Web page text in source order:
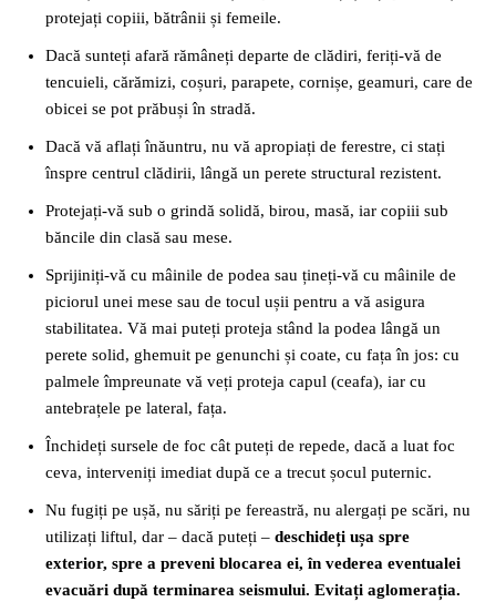
protejați copiii, bătrânii și femeile.
Dacă sunteți afară rămâneți departe de clădiri, feriți-vă de
tencuieli, cărămizi, coșuri, parapete, cornișe, geamuri, care de
obicei se pot prăbuși în stradă.
Dacă vă aflați înăuntru, nu vă apropiați de ferestre, ci stați
înspre centrul clădirii, lângă un perete structural rezistent.
Protejați-vă sub o grindă solidă, birou, masă, iar copiii sub
băncile din clasă sau mese.
Sprijiniți-vă cu mâinile de podea sau țineți-vă cu mâinile de
piciorul unei mese sau de tocul ușii pentru a vă asigura
stabilitatea. Vă mai puteți proteja stând la podea lângă un
perete solid, ghemuit pe genunchi și coate, cu fața în jos: cu
palmele împreunate vă veți proteja capul (ceafa), iar cu
antebrațele pe lateral, fața.
Închideți sursele de foc cât puteți de repede, dacă a luat foc
ceva, interveniți imediat după ce a trecut șocul puternic.
Nu fugiți pe ușă, nu săriți pe fereastră, nu alergați pe scări, nu
utilizați liftul, dar – dacă puteți – deschideți ușa spre
exterior, spre a preveni blocarea ei, în vederea eventualei
evacuări după terminarea seismului. Evitați aglomerația.